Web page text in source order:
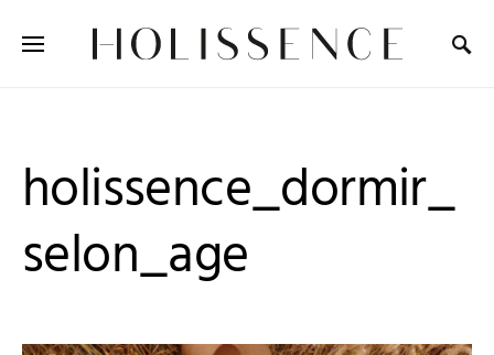
holissence_dormir_
selon_age